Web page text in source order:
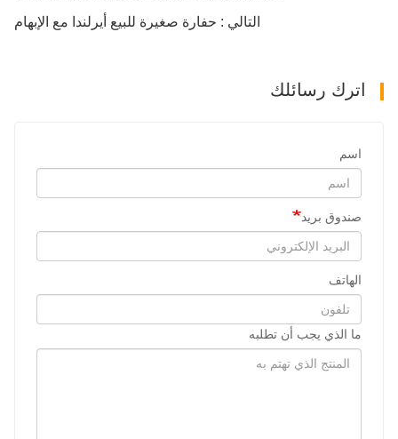
التالي : حفارة صغيرة للبيع أيرلندا مع الإبهام
اترك رسائلك
اسم
صندوق بريد
الهاتف
ما الذي يجب أن تطلبه